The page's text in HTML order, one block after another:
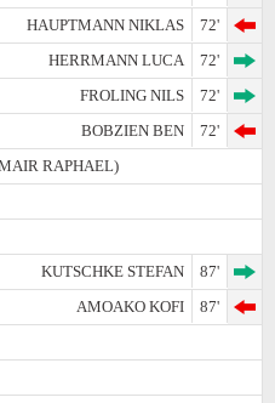
HAUPTMANN NIKLAS
72'
HERRMANN LUCA
72'
FROLING NILS
72'
BOBZIEN BEN
72'
RAPHAEL)
KUTSCHKE STEFAN
87'
AMOAKO KOFI
87'